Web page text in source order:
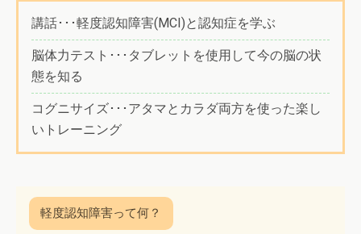
講話･･･軽度認知障害(MCI)と認知症を学ぶ
脳体力テスト･･･タブレットを使用して今の脳の状
態を知る
コグニサイズ･･･アタマとカラダ両方を使った楽し
いトレーニング